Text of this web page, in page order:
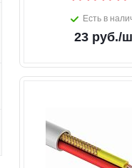
Есть в
23руб./
для ИБП